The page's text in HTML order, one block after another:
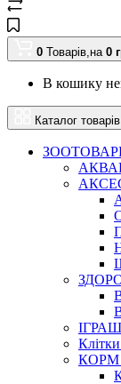
0 Товарів,на 0
В кошику
Каталог товарів
Клітки
КОРМ